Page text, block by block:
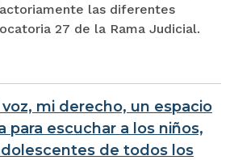
las diferentes
27 de la Rama Judicial.
mi derecho, un espacio
para escuchar a los niños,
de todos los